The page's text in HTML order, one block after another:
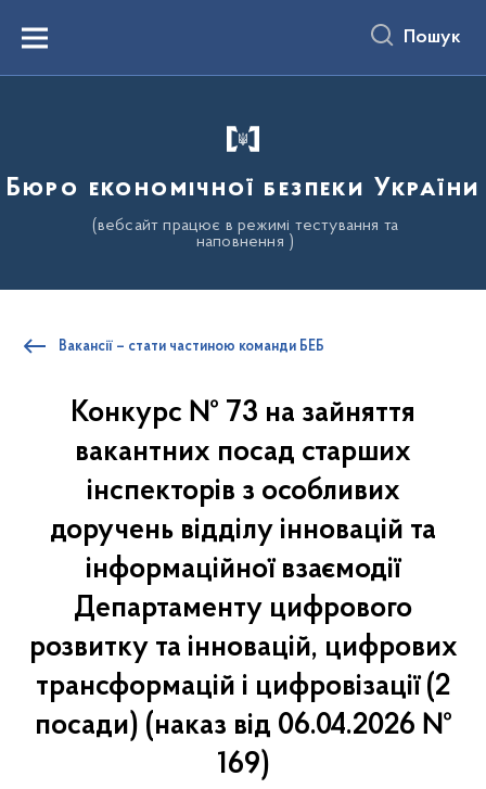
вмістуMenu Пошук
Бюро економічної безпеки України
(вебсайт працює в режимі тестування та
наповнення )
Вакансії – стати частиною команди БЕБ
Конкурс № 73 на зайняття
вакантних посад старших
інспекторів з особливих
доручень відділу інновацій та
інформаційної взаємодії
Департаменту цифрового
розвитку та інновацій, цифрових
трансформацій і цифровізації (2
посади) (наказ від 06.04.2026 №
169)